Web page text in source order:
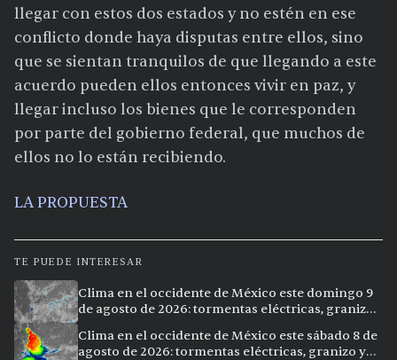
llegar con estos dos estados y no estén en ese
conflicto donde haya disputas entre ellos, sino
que se sientan tranquilos de que llegando a este
acuerdo pueden ellos entonces vivir en paz, y
llegar incluso los bienes que le corresponden
por parte del gobierno federal, que muchos de
ellos no lo están recibiendo.
LA PROPUESTA
TE PUEDE INTERESAR
Clima en el occidente de México este domingo 9
de agosto de 2026: tormentas eléctricas, granizo
Clima en el occidente de México este sábado 8 de
agosto de 2026: tormentas eléctricas, granizo y